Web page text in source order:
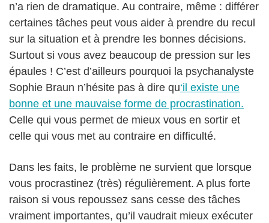
n’a rien de dramatique. Au contraire, même : différer
certaines tâches peut vous aider à prendre du recul
sur la situation et à prendre les bonnes décisions.
Surtout si vous avez beaucoup de pression sur les
épaules ! C’est d’ailleurs pourquoi la psychanalyste
Sophie Braun n’hésite pas à dire qu‘il existe une
bonne et une mauvaise forme de procrastination.
Celle qui vous permet de mieux vous en sortir et
celle qui vous met au contraire en difficulté.
Dans les faits, le problème ne survient que lorsque
vous procrastinez (très) régulièrement. A plus forte
raison si vous repoussez sans cesse des tâches
vraiment importantes, qu’il vaudrait mieux exécuter